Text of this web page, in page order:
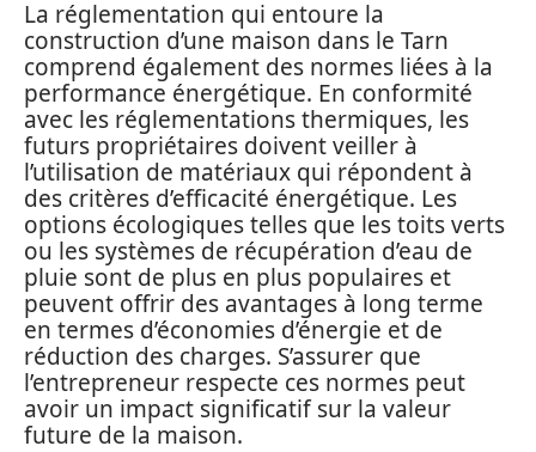
La réglementation qui entoure la
construction d’une maison dans le Tarn
comprend également des normes liées à la
performance énergétique. En conformité
avec les réglementations thermiques, les
futurs propriétaires doivent veiller à
l’utilisation de matériaux qui répondent à
des critères d’efficacité énergétique. Les
options écologiques telles que les toits verts
ou les systèmes de récupération d’eau de
pluie sont de plus en plus populaires et
peuvent offrir des avantages à long terme
en termes d’économies d’énergie et de
réduction des charges. S’assurer que
l’entrepreneur respecte ces normes peut
avoir un impact significatif sur la valeur
future de la maison.